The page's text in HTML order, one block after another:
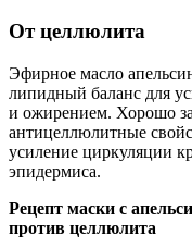
От целлюлита
Эфирное масло
липидный баланс для
и ожирением. Хорошо
антицеллюлитные
усиление циркуляции
эпидермиса.
Рецепт маски с
против целлюлита